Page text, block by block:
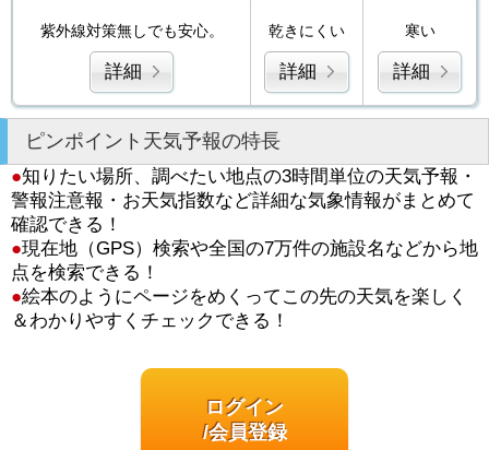
紫外線対策無しでも安心。
詳細
乾きにくい
詳細
寒い
詳細
ピンポイント天気予報の特長
●知りたい場所、調べたい地点の3時間単位の天気予報・
警報注意報・お天気指数など詳細な気象情報がまとめて
確認できる！
●現在地（GPS）検索や全国の7万件の施設名などから地
点を検索できる！
●絵本のようにページをめくってこの先の天気を楽しく
＆わかりやすくチェックできる！
ログイン
/会員登録